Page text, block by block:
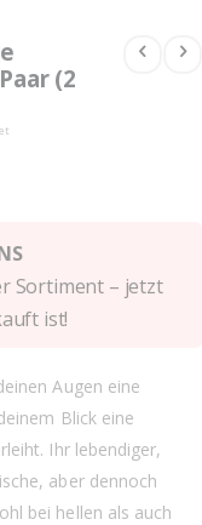
(2
Sortiment – jetzt
ist!
Augen eine
Blick eine
Ihr lebendiger,
aber dennoch
bei hellen als auch